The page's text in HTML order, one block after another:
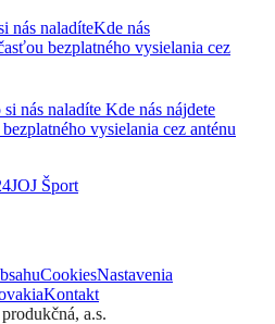
nás naladíteKde nás
bezplatného vysielania cez
nás naladíte Kde nás nájdete
vysielania cez anténu
JOJ Šport
CookiesNastavenia
Kontakt
a.s.